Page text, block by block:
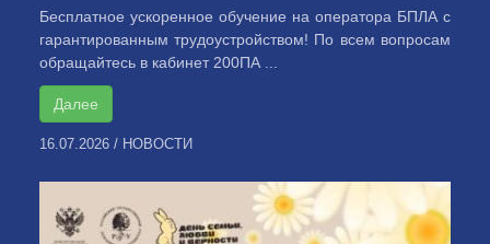
Бесплатное ускоренное обучение на оператора БПЛА с
гарантированным трудоустройством! По всем вопросам
обращайтесь в кабинет 200ПА ...
Далее
16.07.2026 / НОВОСТИ